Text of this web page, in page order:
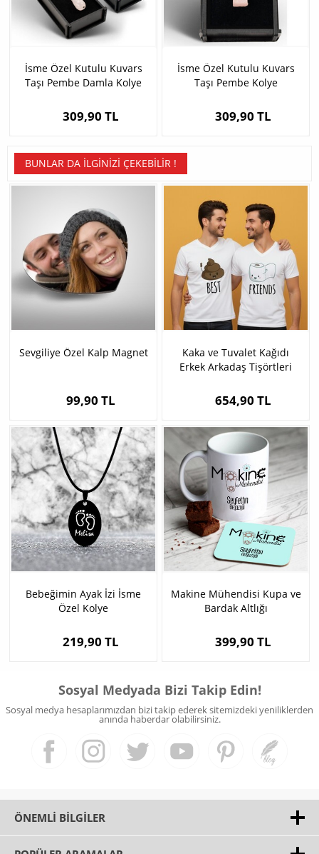
İsme Özel Kutulu Kuvars
Taşı Pembe Damla Kolye
309,90 TL
İsme Özel Kutulu Kuvars
Taşı Pembe Kolye
309,90 TL
BUNLAR DA İLGINIZI ÇEKEBILIR !
Sevgiliye Özel Kalp Magnet
99,90 TL
Kaka ve Tuvalet Kağıdı
Erkek Arkadaş Tişörtleri
654,90 TL
Bebeğimin Ayak İzi İsme
Özel Kolye
219,90 TL
Makine Mühendisi Kupa ve
Bardak Altlığı
399,90 TL
Sosyal Medyada Bizi Takip Edin!
Sosyal medya hesaplarımızdan bizi takip ederek sitemizdeki yeniliklerden
anında haberdar olabilirsiniz.
ÖNEMLI BILGILER